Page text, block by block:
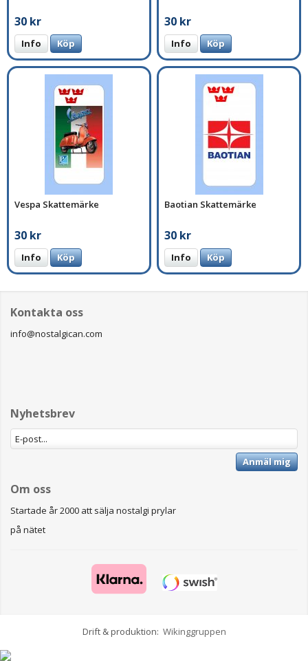
30 kr
Info Köp
30 kr
Info Köp
Vespa Skattemärke
30 kr
Info Köp
Baotian Skattemärke
30 kr
Info Köp
Kontakta oss
info@nostalgican.com
Nyhetsbrev
Anmäl mig
Om oss
Startade år 2000 att sälja nostalgi prylar
på nätet
Drift & produktion: Wikinggruppen